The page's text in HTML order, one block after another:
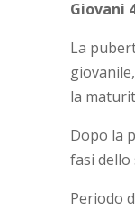
Giovani
La
la
Dopo la
fasi dello
Periodo